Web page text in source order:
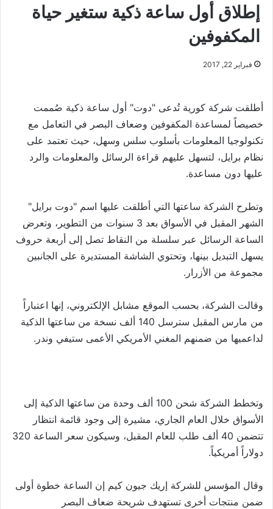
إطلاق أول ساعة ذكية ستغير حياة
المكفوفين
فبراير 22, 2017
أطلقت شركة كورية تُدعى "دوت" أول ساعة ذكية صُممت
خصيصاً لمساعدة المكفوفين وضعاف البصر في التعامل مع
تكنولوجيا المعلومات بأسلوب سلس وسهل، حيث تعتمد على
نظام برايل، لتسهل عليهم قراءة الرسائل والمعلومات والرد
عليها دون مساعدة.
وتطرح الشركة ساعتها التي أطلقت عليها اسم "دوت برايل"
الشهر المقبل في الأسواق بعد 3 سنوات من التطوير، وتعرض
الساعة الرسائل عبر سلسلة من النقاط تصل إلى أربعة حروف
يسهل التبديل بينها، وتحتوي الشاشة المستديرة على الجانبين
مجموعة من الأزرار.
وقالت الشركة، بحسب الموقع مشابل الإلكتروني، إنها اعتباراً
من مارس المقبل سترسل 140 ألف نسخة من ساعتها الذكية
لداعميها من ضمنهم المغني الأمريكي الأعمى ستيفي وندر.
وتخطط الشركة شحن 100 ألف وحدة من ساعتها الذكية إلى
الأسواق خلال العام الجاري، مشيرة إلى وجود قائمة انتظار
تتضمن 40 ألف طلب للعام المقبل، وسيكون سعر الساعة 320
دولاراً أمريكياً.
وقال المؤسس للشركة إريك جيون كيم إن الساعة خطوة أولى
ضمن منتجات أخرى تستهدف شريحة ضعاف البصر